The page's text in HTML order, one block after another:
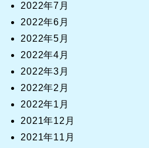
2022年7月
2022年6月
2022年5月
2022年4月
2022年3月
2022年2月
2022年1月
2021年12月
2021年11月